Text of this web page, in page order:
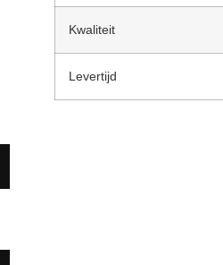
Kwaliteit
Levertijd